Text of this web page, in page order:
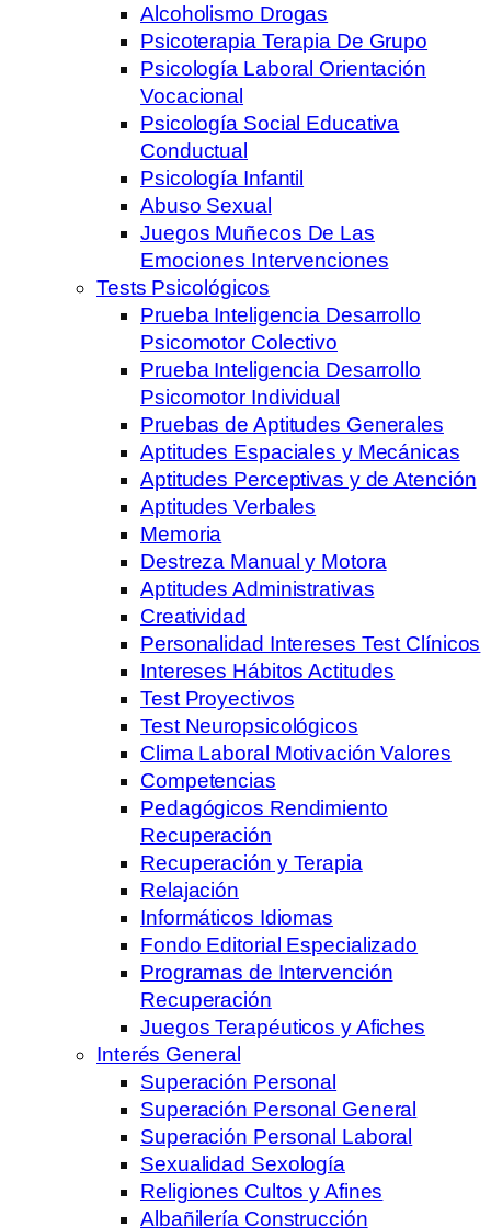
Alcoholismo Drogas
Psicoterapia Terapia De Grupo
Psicología Laboral Orientación
Vocacional
Psicología Social Educativa
Conductual
Psicología Infantil
Abuso Sexual
Juegos Muñecos De Las
Emociones Intervenciones
Tests Psicológicos
Prueba Inteligencia Desarrollo
Psicomotor Colectivo
Prueba Inteligencia Desarrollo
Psicomotor Individual
Pruebas de Aptitudes Generales
Aptitudes Espaciales y Mecánicas
Aptitudes Perceptivas y de Atención
Aptitudes Verbales
Memoria
Destreza Manual y Motora
Aptitudes Administrativas
Creatividad
Personalidad Intereses Test Clínicos
Intereses Hábitos Actitudes
Test Proyectivos
Test Neuropsicológicos
Clima Laboral Motivación Valores
Competencias
Pedagógicos Rendimiento
Recuperación
Recuperación y Terapia
Relajación
Informáticos Idiomas
Fondo Editorial Especializado
Programas de Intervención
Recuperación
Juegos Terapéuticos y Afiches
Interés General
Superación Personal
Superación Personal General
Superación Personal Laboral
Sexualidad Sexología
Religiones Cultos y Afines
Albañilería Construcción